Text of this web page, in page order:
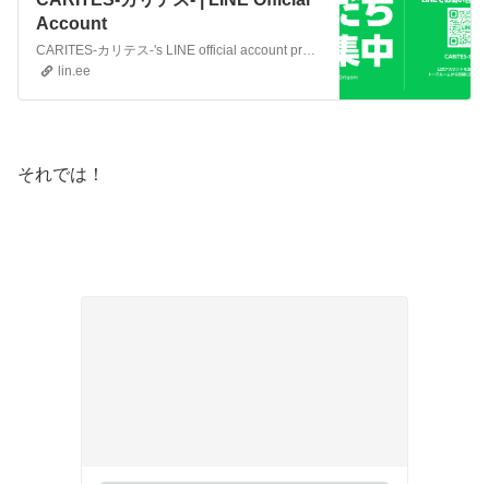
Account
lin.ee
それでは！